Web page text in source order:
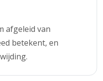
afgeleid van
betekent, en